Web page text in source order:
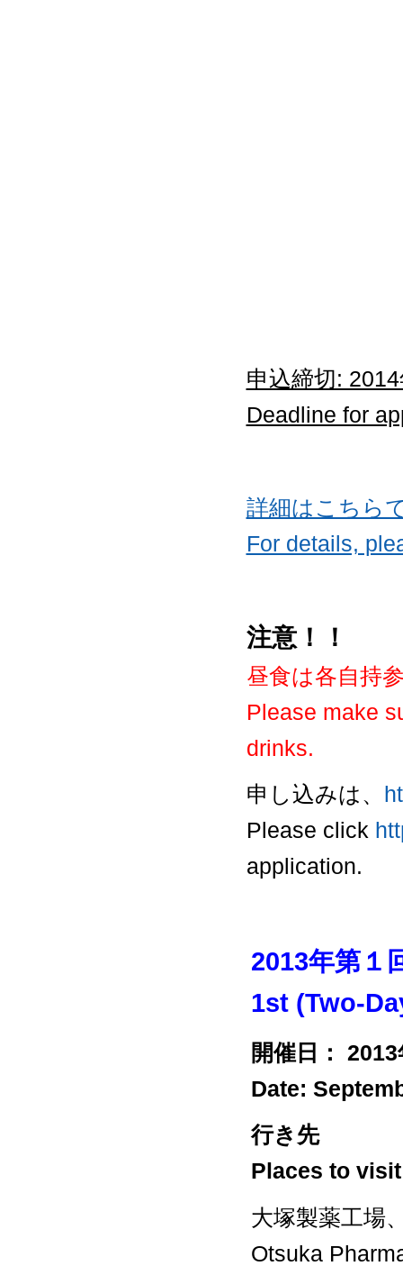
申込締切:
Deadline for
詳細はこちら
For details,
注意！！
昼食は各自持
Please make
drinks.
申し込みは、
Please click
application.
2013年第１
1st (Two-
開催日：
Date:
行き先
Places to visit
大塚製薬工場
Otsuka